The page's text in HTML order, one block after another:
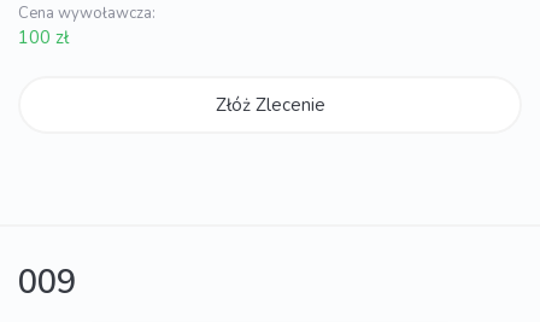
Cena wywoławcza:
100 zł
Złóż Zlecenie
009